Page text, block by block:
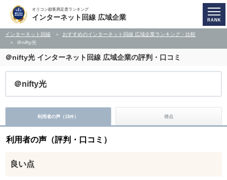
オリコン顧客満足度ランキング
インターネット回線 広域企業
インターネット回線
おすすめのインターネット回線 広域企業ランキング・比較
＠nifty光
＠nifty光 インターネット回線 広域企業の評判・口コミ
＠nifty光
利用者の声（18件） 得点
利用者の声（評判・口コミ）
良い点